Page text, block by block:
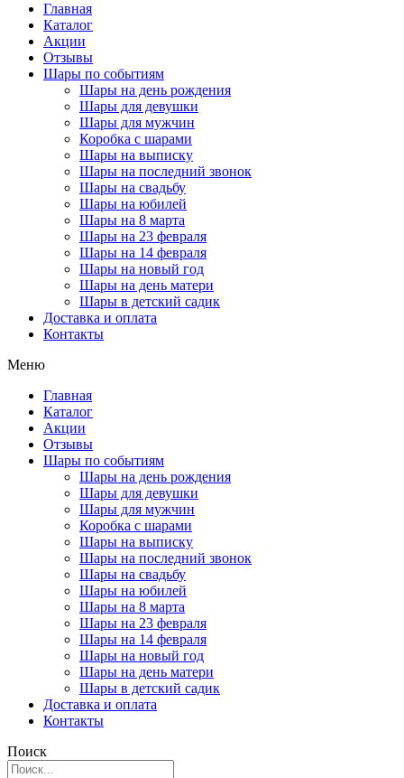
Главная
Каталог
Акции
Отзывы
Шары по событиям
Шары на день рождения
Шары для девушки
Шары для мужчин
Коробка с шарами
Шары на выписку
Шары на последний звонок
Шары на свадьбу
Шары на юбилей
Шары на 8 марта
Шары на 23 февраля
Шары на 14 февраля
Шары на новый год
Шары на день матери
Шары в детский садик
Доставка и оплата
Контакты
Меню
Главная
Каталог
Акции
Отзывы
Шары по событиям
Шары на день рождения
Шары для девушки
Шары для мужчин
Коробка с шарами
Шары на выписку
Шары на последний звонок
Шары на свадьбу
Шары на юбилей
Шары на 8 марта
Шары на 23 февраля
Шары на 14 февраля
Шары на новый год
Шары на день матери
Шары в детский садик
Доставка и оплата
Контакты
Поиск